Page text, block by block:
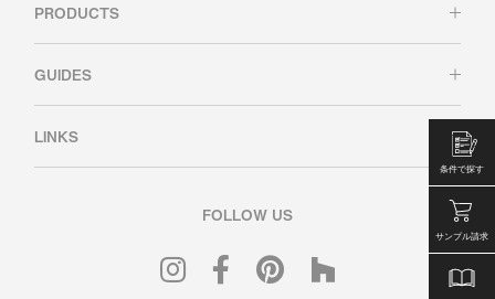
条件で探す
サンプル請求
PRODUCTS
GUIDES
LINKS
FOLLOW US